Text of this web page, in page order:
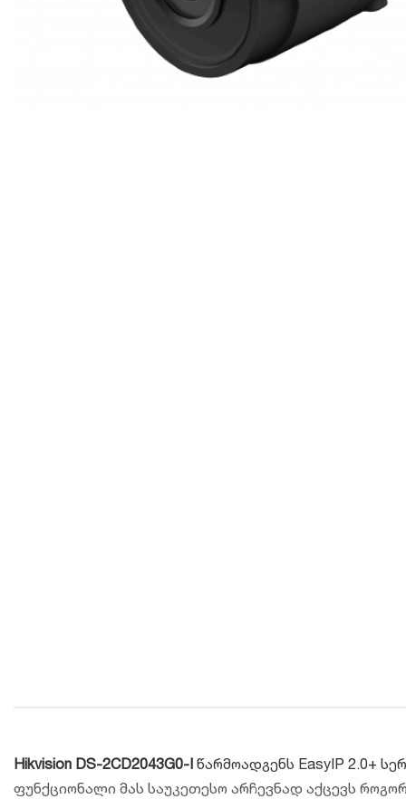
Hikvision DS-2CD2043G0-I წარმოადგენს EasyIP 2.0+
ფუნქციონალი მას საუკეთესო არჩევნად აქცევს